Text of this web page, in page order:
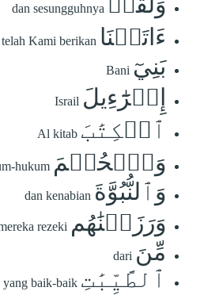
dan sesungguhnya
ءَاتَيۡنَا telah Kami berikan
بَنِيٓ Bani
إِسۡرَٰٓءِيلَ Israil
ٱلۡكِتَٰبَ Al kitab
وَٱلۡحُكۡمَ hukum
وَٱلنُّبُوَّةَ dan kenabian
وَرَزَقۡنَٰهُم rezeki
مِّنَ dari
ٱلطَّيِّبَٰتِ yang baik-baik